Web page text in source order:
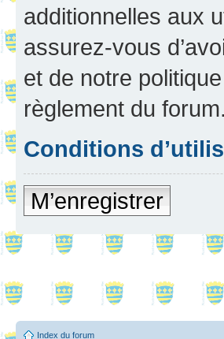
additionnelles aux
assurez-vous
et de notre
règlement du forum.
Conditions
M’enregistrer
Index du forum